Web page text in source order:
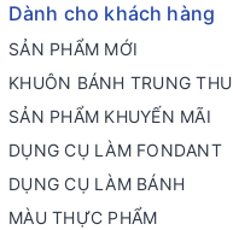
Dành cho khách hàng
SẢN PHẨM MỚI
KHUÔN BÁNH TRUNG THU
SẢN PHẨM KHUYẾN MÃI
DỤNG CỤ LÀM FONDANT
DỤNG CỤ LÀM BÁNH
MÀU THỰC PHẨM